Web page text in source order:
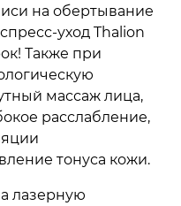
на обертывание
уход Thalion
Также при
массаж лица,
расслабление,
тонуса кожи.
лазерную